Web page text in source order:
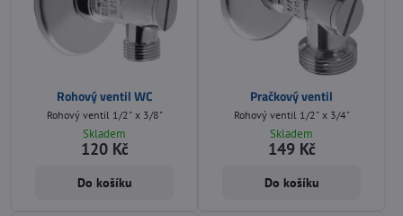
Rohový ventil WC
Rohový ventil 1/2" x 3/8"
Skladem
120 Kč
Do košíku
Pračkový ventil
Rohový ventil 1/2" x 3/4"
Skladem
149 Kč
Do košíku